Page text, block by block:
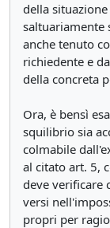
della
saltuariamente
anche tenuto
richiedente e
della concreta
Ora, è bensì
squilibrio sia
colmabile
al citato art. 5,
deve verificare
versi
propri per